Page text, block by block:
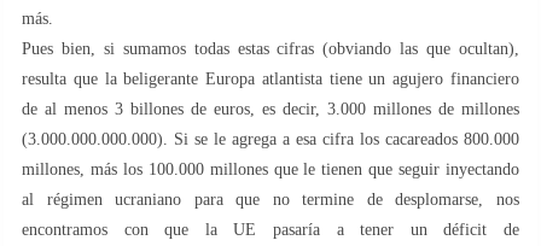
más.
Pues bien, si sumamos todas estas cifras (obviando las que ocultan),
resulta que la beligerante Europa atlantista tiene un agujero financiero
de al menos 3 billones de euros, es decir, 3.000 millones de millones
(3.000.000.000.000). Si se le agrega a esa cifra los cacareados 800.000
millones, más los 100.000 millones que le tienen que seguir inyectando
al régimen ucraniano para que no termine de desplomarse, nos
encontramos con que la UE pasaría a tener un déficit de